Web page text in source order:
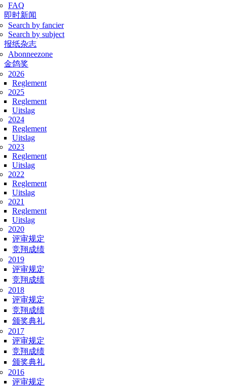
FAQ
即时新闻
Search by fancier
Search by subject
报纸杂志
Abonneezone
金鸽奖
2026
Reglement
2025
Reglement
Uitslag
2024
Reglement
Uitslag
2023
Reglement
Uitslag
2022
Reglement
Uitslag
2021
Reglement
Uitslag
2020
评审规定
竞翔成绩
2019
评审规定
竞翔成绩
2018
评审规定
竞翔成绩
颁奖典礼
2017
评审规定
竞翔成绩
颁奖典礼
2016
评审规定